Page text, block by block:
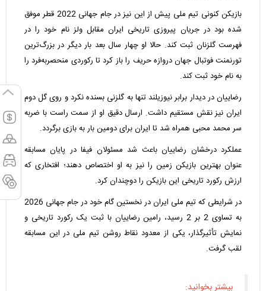
بازیکن کنونی تیم ملی پیش از این نیز در جام جهانی 2022 قطر موفق
شده بود در جریان پیروزی تاریخی ایران مقابل ولز نام خود را در
فهرست گلزنان ثبت کند. حالا او چهار سال بعد بار دیگر در بزرگ‌ترین
تورنمنت فوتبال جهان دروازه حریف را باز کرد تا رکوردی منحصر‌به‌فرد را
به نام خود ثبت کند.
رضاییان در دیدار برابر نیوزیلند تنها به گلزنی بسنده نکرد و روی گل دوم
ایران نیز نقش مستقیم داشت. ارسال دقیق او از سمت راست با ضربه
سر محمد محبی همراه شد تا ایران برای دومین بار به بازی برگردد.
عملکرد درخشان رضاییان باعث شد مسئولان فیفا در پایان مسابقه
عنوان بهترین بازیکن زمین را نیز به او اختصاص دهند؛ افتخاری که
ارزش رکورد تاریخی این بازیکن را دوچندان کرد.
در شرایطی که تیم ملی ایران در نخستین گام خود در جام جهانی 2026
به تساوی 2 بر 2 رسید، رامین رضاییان با ثبت یک رکورد تاریخی و
نمایش تأثیرگذار، یکی از معدود نقاط روشن تیم ملی در این مسابقه
لقب گرفت.
بیشتر بخوانید: